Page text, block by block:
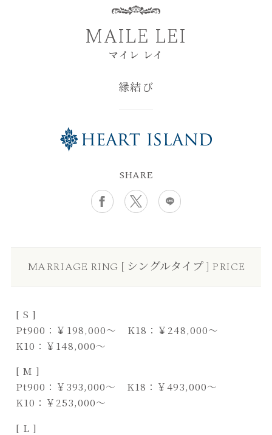
MAILE LEI
マイレ レイ
縁結び
SHARE
MARRIAGE RING [ シングルタイプ ] PRICE
[ S ]
Pt900：￥198,000～ K18：￥248,000～
K10：￥148,000～
[ M ]
Pt900：￥393,000～ K18：￥493,000～
K10：￥253,000～
[ L ]